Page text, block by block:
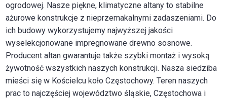
ogrodowej. Nasze piękne, klimatyczne altany to stabilne
ażurowe konstrukcje z nieprzemakalnymi zadaszeniami. Do
ich budowy wykorzystujemy najwyższej jakości
wyselekcjonowane impregnowane drewno sosnowe.
Producent altan gwarantuje także szybki montaż i wysoką
żywotność wszystkich naszych konstrukcji. Nasza siedziba
mieści się w Kościelcu koło Częstochowy. Teren naszych
prac to najczęściej województwo śląskie, Częstochowa i